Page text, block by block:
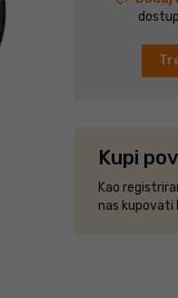
Kupi
Kao
nas kupovati